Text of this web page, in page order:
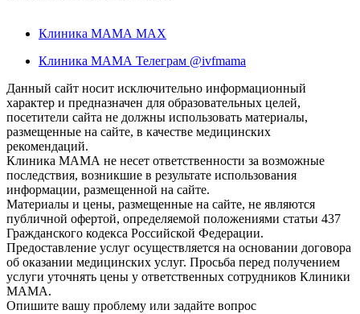
Клиника МАМА MAX
Клиника МАМА Телеграм @ivfmama
Данный сайт носит исключительно информационный
характер и предназначен для образовательных целей,
посетители сайта не должны использовать материалы,
размещенные на сайте, в качестве медицинских
рекомендаций.
Клиника МАМА не несет ответственности за возможные
последствия, возникшие в результате использования
информации, размещенной на сайте.
Материалы и цены, размещенные на сайте, не являются
публичной офертой, определяемой положениями статьи 437
Гражданского кодекса Российской Федерации.
Предоставление услуг осуществляется на основании договора
об оказании медицинских услуг. Просьба перед получением
услуги уточнять цены у ответственных сотрудников Клиники
МАМА.
Опишите вашу проблему или задайте вопрос